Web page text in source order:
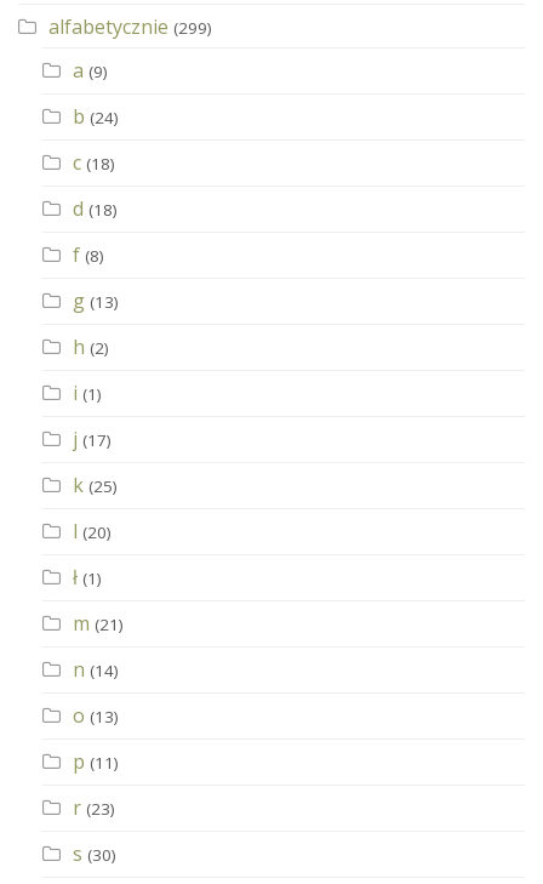
alfabetycznie (299)
a (9)
b (24)
c (18)
d (18)
f (8)
g (13)
h (2)
i (1)
j (17)
k (25)
l (20)
ł (1)
m (21)
n (14)
o (13)
p (11)
r (23)
s (30)